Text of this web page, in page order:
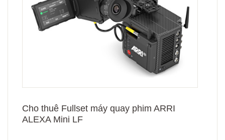
Cho thuê Fullset máy quay phim ARRI
ALEXA Mini LF